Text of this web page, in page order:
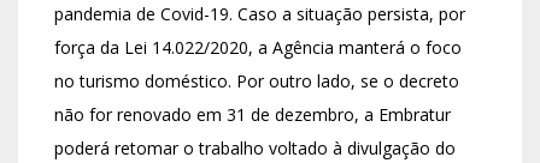
pandemia de Covid-19. Caso a situação persista, por
força da Lei 14.022/2020, a Agência manterá o foco
no turismo doméstico. Por outro lado, se o decreto
não for renovado em 31 de dezembro, a Embratur
poderá retomar o trabalho voltado à divulgação do